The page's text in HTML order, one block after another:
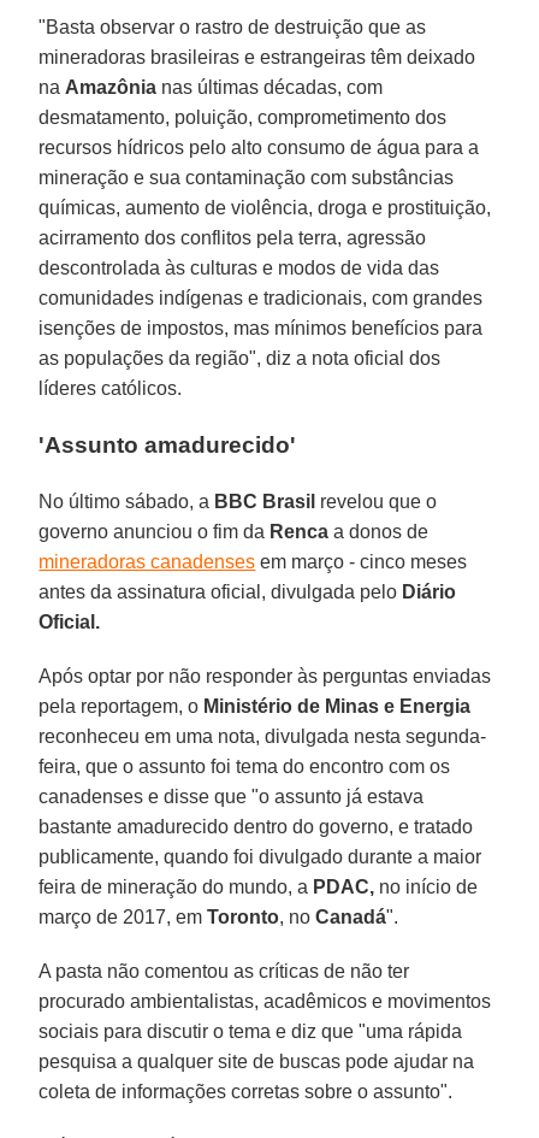
"Basta observar o rastro de destruição que as
mineradoras brasileiras e estrangeiras têm deixado
na Amazônia nas últimas décadas, com
desmatamento, poluição, comprometimento dos
recursos hídricos pelo alto consumo de água para a
mineração e sua contaminação com substâncias
químicas, aumento de violência, droga e prostituição,
acirramento dos conflitos pela terra, agressão
descontrolada às culturas e modos de vida das
comunidades indígenas e tradicionais, com grandes
isenções de impostos, mas mínimos benefícios para
as populações da região", diz a nota oficial dos
líderes católicos.
'Assunto amadurecido'
No último sábado, a BBC Brasil revelou que o
governo anunciou o fim da Renca a donos de
mineradoras canadenses em março - cinco meses
antes da assinatura oficial, divulgada pelo Diário
Oficial.
Após optar por não responder às perguntas enviadas
pela reportagem, o Ministério de Minas e Energia
reconheceu em uma nota, divulgada nesta segunda-
feira, que o assunto foi tema do encontro com os
canadenses e disse que "o assunto já estava
bastante amadurecido dentro do governo, e tratado
publicamente, quando foi divulgado durante a maior
feira de mineração do mundo, a PDAC, no início de
março de 2017, emToronto, noCanadá".
A pasta não comentou as críticas de não ter
procurado ambientalistas, acadêmicos e movimentos
sociais para discutir o tema e diz que "uma rápida
pesquisa a qualquer site de buscas pode ajudar na
coleta de informações corretas sobre o assunto".